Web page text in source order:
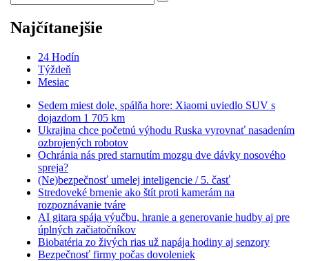
Najčítanejšie
24 Hodín
Týždeň
Mesiac
Sedem miest dole, spálňa hore: Xiaomi uviedlo SUV s
dojazdom 1 705 km
Ukrajina chce početnú výhodu Ruska vyrovnať nasadením
ozbrojených robotov
Ochránia nás pred starnutím mozgu dve dávky nosového
spreja?
(Ne)bezpečnosť umelej inteligencie / 5. časť
Stredoveké brnenie ako štít proti kamerám na
rozpoznávanie tváre
AI gitara spája výučbu, hranie a generovanie hudby aj pre
úplných začiatočníkov
Biobatéria zo živých rias už napája hodiny aj senzory
Bezpečnosť firmy počas dovoleniek